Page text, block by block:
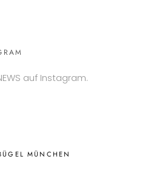
auf Instagram.
MÜNCHEN